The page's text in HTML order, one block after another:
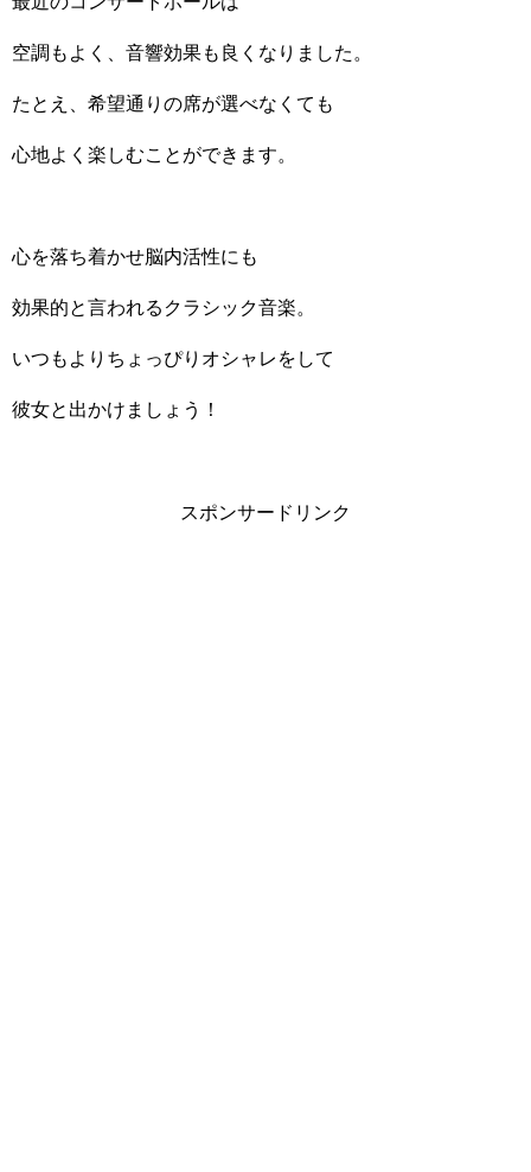
空調もよく、音響効果も良くなりました。
たとえ、希望通りの席が選べなくても
心地よく楽しむことができます。
心を落ち着かせ脳内活性にも
効果的と言われるクラシック音楽。
いつもよりちょっぴりオシャレをして
彼女と出かけましょう！
スポンサードリンク